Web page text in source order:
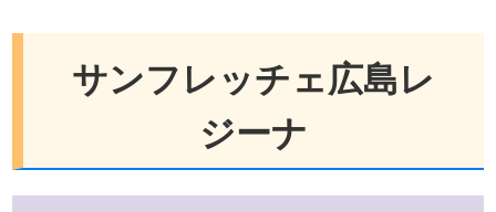
サンフレッチェ広島レ
ジーナ